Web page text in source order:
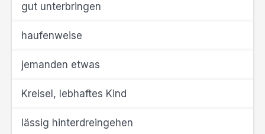
gut unterbringen
haufenweise
jemanden etwas
Kreisel, lebhaftes Kind
lässig hinterdreingehen